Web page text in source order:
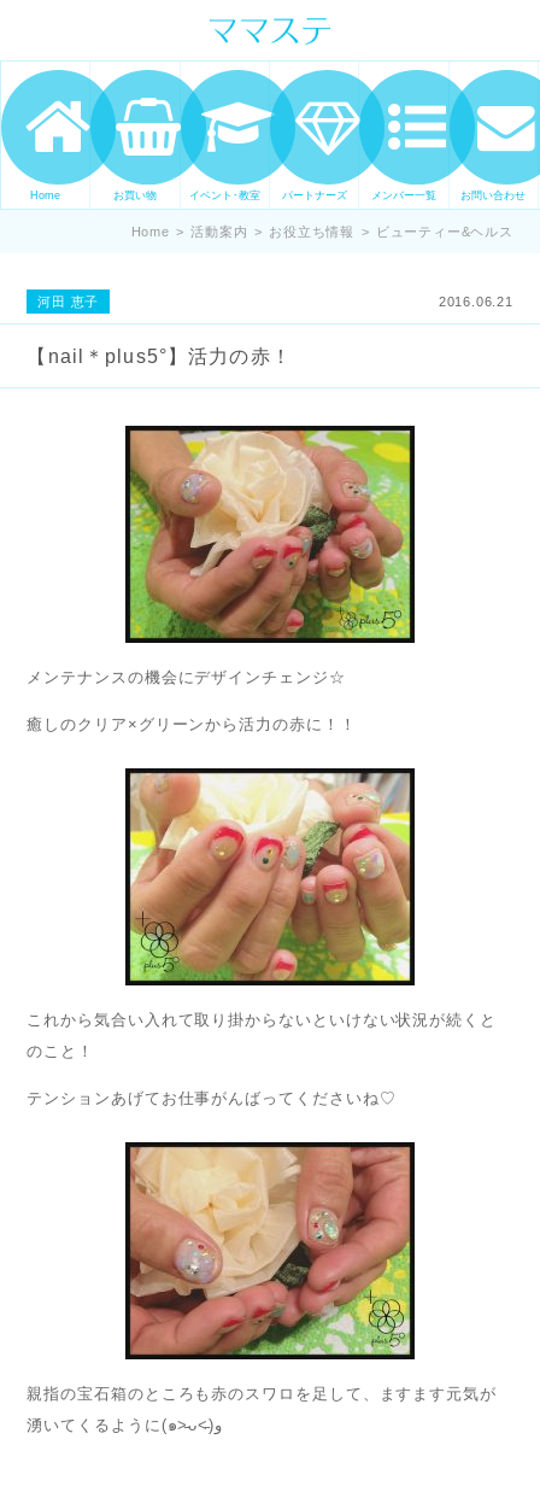
ママの才能発信します。 手づくり
表現ステージ ママステ スキル・セ
ンスを表現したいママが集まって
ます。
Home お買い物 イベント･教室 パートナーズ メンバー一覧 お問い合わせ
Home > 活動案内 > お役立ち情報 > ビューティー&ヘルス
河田 恵子 2016.06.21
【nail＊plus5°】活力の赤！
メンテナンスの機会にデザインチェンジ☆
癒しのクリア×グリーンから活力の赤に！！
これから気合い入れて取り掛からないといけない状況が続くと
のこと！
テンションあげてお仕事がんばってくださいね♡
親指の宝石箱のところも赤のスワロを足して、ますます元気が
湧いてくるように(๑˃̵ᴗ˂̵)و